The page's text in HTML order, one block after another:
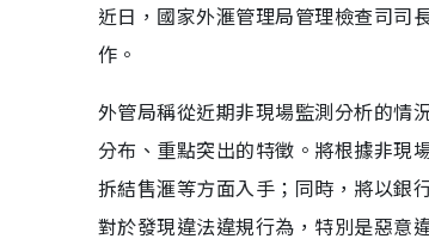
近日，國家外滙管理局管理檢查司司
作。
外管局稱從近期非現場監測分析的情
分布、重點突出的特徵。將根據非現
拆結售滙等方面入手；同時，將以銀
對於發現違法違規行為，特別是惡意